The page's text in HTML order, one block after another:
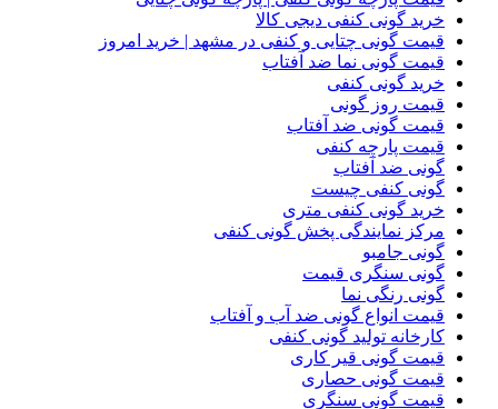
خرید گونی کنفی دیجی کالا
قیمت گونی چتایی و کنفی در مشهد | خرید امروز
قیمت گونی نما ضد آفتاب
خرید گونی کنفی
قیمت روز گونی
قیمت گونی ضد آفتاب
قیمت پارچه کنفی
گونی ضد آفتاب
گونی کنفی چیست
خرید گونی کنفی متری
مرکز نمایندگی پخش گونی کنفی
گونی جامبو
گونی سنگری قیمت
گونی رنگی نما
قیمت انواع گونی ضد آب و آفتاب
کارخانه تولید گونی کنفی
قیمت گونی قیر کاری
قیمت گونی حصاری
قیمت گونی سنگری